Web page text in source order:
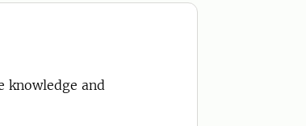
knowledge and